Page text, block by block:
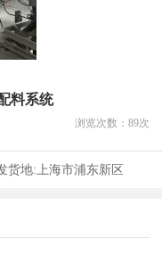
料系统
浏览次数： 89次
货地: 上海市浦东新区